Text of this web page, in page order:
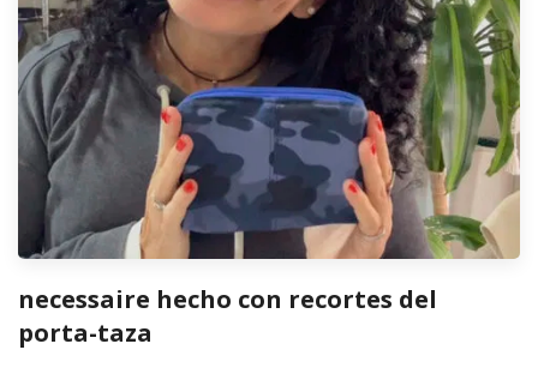
necessaire hecho con recortes del
porta-taza